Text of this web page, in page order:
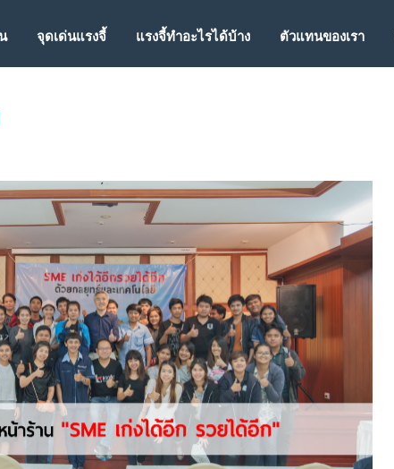
จุดเด่นแรงจี้ แรงจี้ทำอะไรได้บ้าง ตัวแทนของเรา
ร้านยังไงให้เพิ่มยอดขาย’